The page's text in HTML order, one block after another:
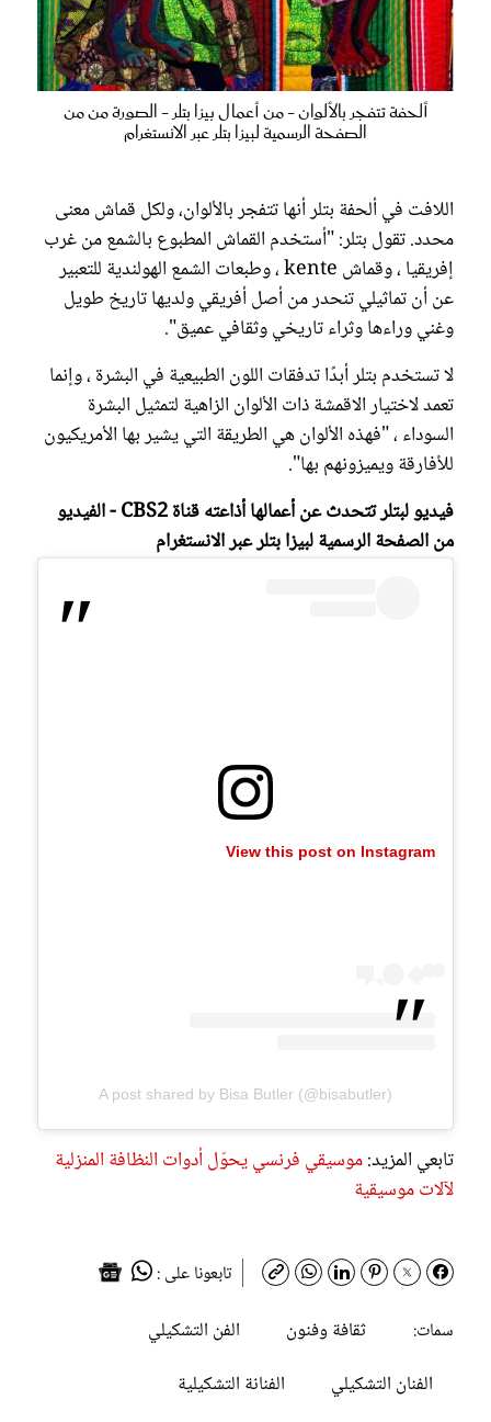
ألحفة تتفجر بالألوان - من أعمال بيزا بتلر - الصورة من من
الصفحة الرسمية لبيزا بتلر عبر الانستغرام
اللافت في ألحفة بتلر أنها تتفجر بالألوان، ولكل قماش معنى
محدد. تقول بتلر: "أستخدم القماش المطبوع بالشمع من غرب
إفريقيا ، وقماش kente ، وطبعات الشمع الهولندية للتعبير
عن أن تماثيلي تنحدر من أصل أفريقي ولديها تاريخ طويل
وغني وراءها وثراء تاريخي وثقافي عميق".
لا تستخدم بتلر أبدًا تدفقات اللون الطبيعية في البشرة ، وإنما
تعمد لاختيار الاقمشة ذات الألوان الزاهية لتمثيل البشرة
السوداء ، "فهذه الألوان هي الطريقة التي يشير بها الأمريكيون
للأفارقة ويميزونهم بها".
فيديو لبتلر تتحدث عن أعمالها أذاعته قناة CBS2 - الفيديو
من الصفحة الرسمية لبيزا بتلر عبر الانستغرام
View this post on Instagram
A post shared by Bisa Butler (@bisabutler)
تابعي المزيد:موسيقي فرنسي يحوّل أدوات النظافة المنزلية
لآلات موسيقية
تابعونا على :
سمات:
ثقافة وفنون
الفن التشكيلي
الفنان التشكيلي
الفنانة التشكيلية